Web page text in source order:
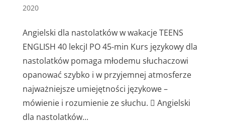
2020
Angielski dla nastolatków w wakacje TEENS
ENGLISH 40 lekcjI PO 45-min Kurs językowy dla
nastolatków pomaga młodemu słuchaczowi
opanować szybko i w przyjemnej atmosferze
najważniejsze umiejętności językowe –
mówienie i rozumienie ze słuchu.  Angielski
dla nastolatków...